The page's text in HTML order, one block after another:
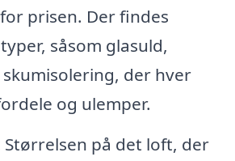
prisen. Der findes
såsom glasuld,
der hver
og ulemper.
Størrelsen på det loft, der